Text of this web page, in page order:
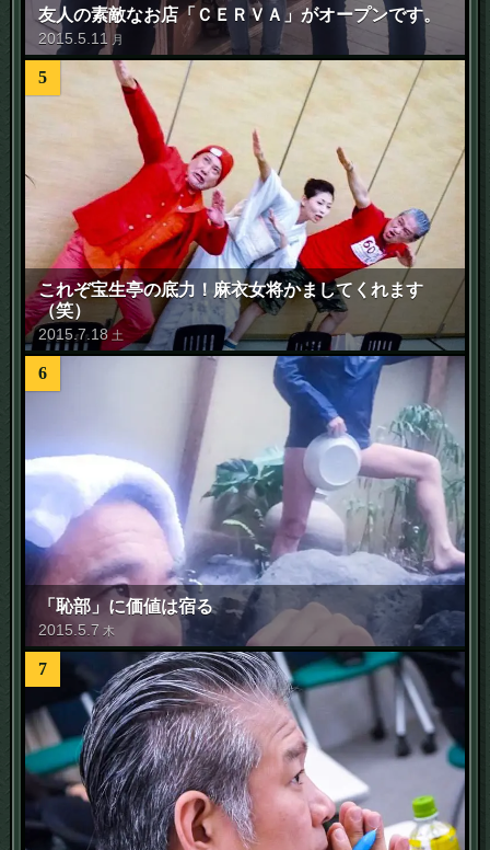
友人の素敵なお店「ＣＥＲＶＡ」がオープンです。
2015 5 11 月
5
これぞ宝生亭の底力！麻衣女将かましてくれます
（笑）
2015.7. 18 土
6
「恥部」に価値は宿る
2015 5 .7 木
7